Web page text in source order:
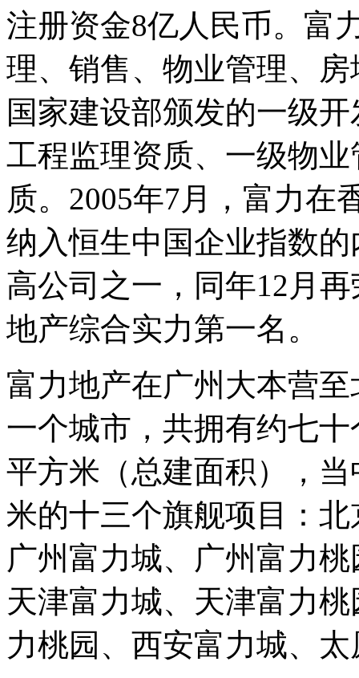
注册资金8亿人民币。富
理、销售、物业管理、
国家建设部颁发的一级
工程监理资质、一级物
质。2005年7月，富力在
纳入恒生中国企业指数
高公司之一，同年12月
地产综合实力第一名。
富力地产在广州大本营
一个城市，共拥有约七
平方米（总建面积），
米的十三个旗舰项目：
广州富力城、广州富力
天津富力城、天津富力
力桃园、西安富力城、